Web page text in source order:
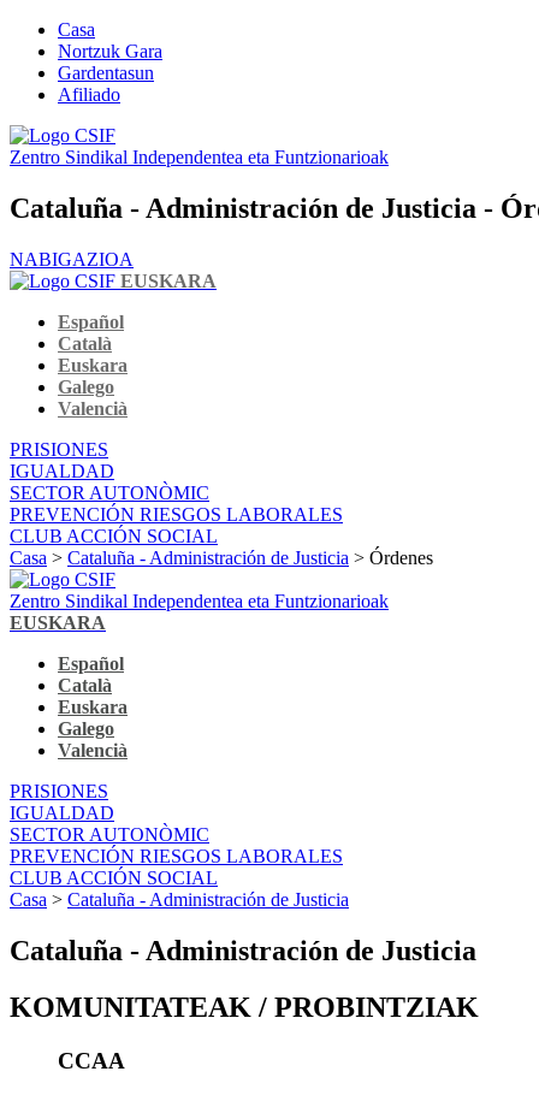
Casa
Nortzuk Gara
Gardentasun
Afiliado
Zentro Sindikal Independentea eta Funtzionarioak
Cataluña - Administración de Justicia -
NABIGAZIOA
EUSKARA
Español
Català
Euskara
Galego
Valencià
PRISIONES
IGUALDAD
SECTOR AUTONÒMIC
PREVENCIÓN RIESGOS LABORALES
CLUB ACCIÓN SOCIAL
Casa > Cataluña - Administración de Justicia > Órdenes
Zentro Sindikal Independentea eta Funtzionarioak
EUSKARA
Español
Català
Euskara
Galego
Valencià
PRISIONES
IGUALDAD
SECTOR AUTONÒMIC
PREVENCIÓN RIESGOS LABORALES
CLUB ACCIÓN SOCIAL
Casa > Cataluña - Administración de Justicia
Cataluña - Administración de Justicia
KOMUNITATEAK / PROBINTZIAK
CCAA